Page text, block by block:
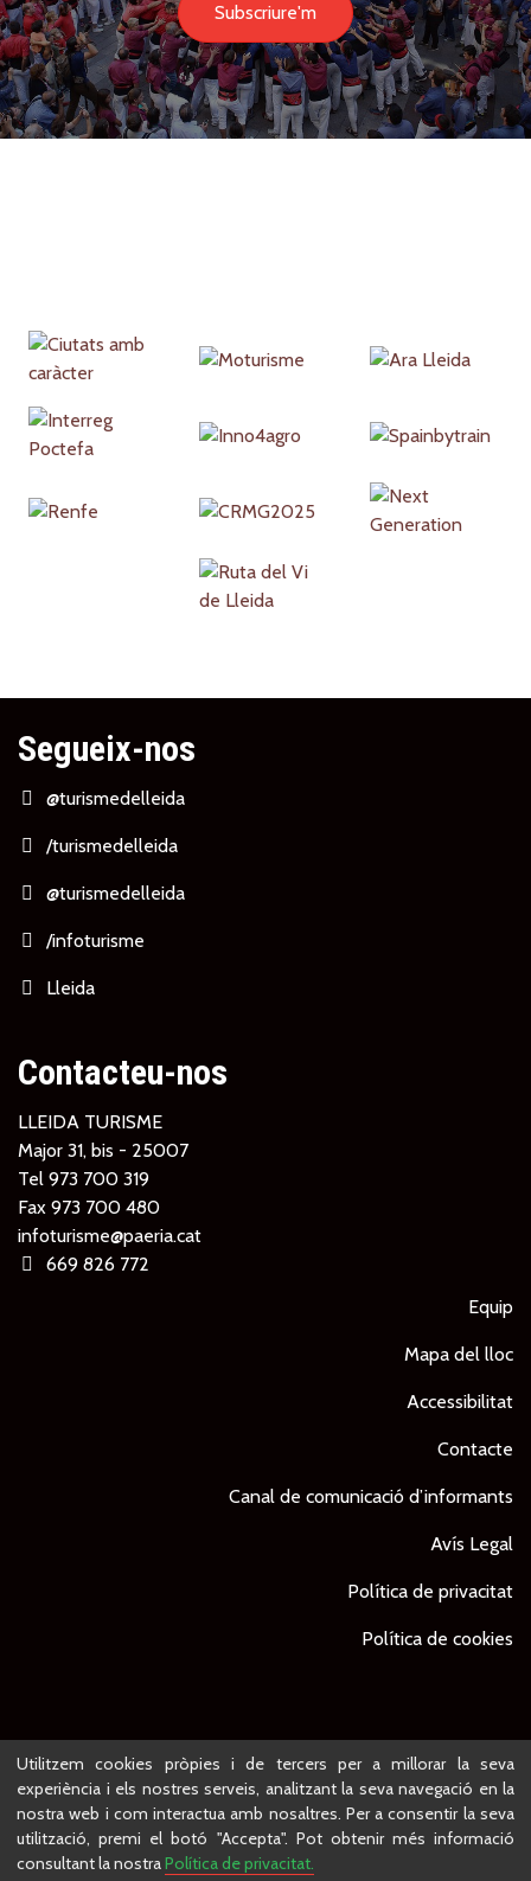
Subscriure'm
Partners
Segueix-nos
@turismedelleida
/turismedelleida
@turismedelleida
/infoturisme
Lleida
Contacteu-nos
LLEIDA TURISME
Major 31, bis - 25007
Tel 973 700 319
Fax 973 700 480
infoturisme@paeria.cat
669 826 772
Equip
Mapa del lloc
Accessibilitat
Contacte
Canal de comunicació d’informants
Avís Legal
Política de privacitat
Política de cookies
© Ajuntament de Lleida - Projecte desenvolupat per
Utilitzem cookies pròpies i de tercers per a millorar la seva
experiència i els nostres serveis, analitzant la seva navegació en la
nostra web i com interactua amb nosaltres. Per a consentir la seva
utilització, premi el botó "Accepta". Pot obtenir més informació
consultant la nostraPolítica de privacitat.